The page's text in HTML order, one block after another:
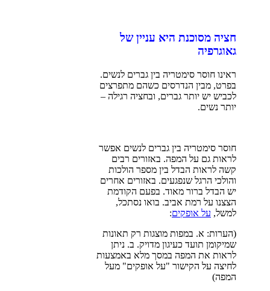
חציה מסוכנת היא עניין של
גאוגרפיה
ראינו חוסר סימטריה בין גברים לנשים.
בפרט, מבין הנדרסים כשהם מתפרצים
לכביש יש יותר גברים, ובחציה רגילה –
יותר נשים.
חוסר סימטריה בין גברים לנשים אפשר
לראות גם על המפה. באזורים רבים
קשה לראות הבדל בין מספר הולכות
והולכי הרגל שנפגעים. באזורים אחרים
יש הבדל ברור מאוד. בפעם הקודמת
הצצנו על רמת אביב. בואו נסתכל,
למשל, על אופקים:
(הערות: א. במפות מוצגות רק תאונות
שמיקומן תועד כעיגון מדויק. ב. ניתן
לראות את המפה במסך מלא באמצעות
לחיצה על הקישור "על אופקים" מעל
המפה)